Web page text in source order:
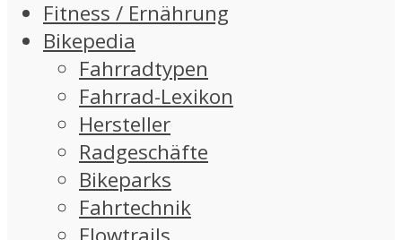
Fitness / Ernährung
Bikepedia
Fahrradtypen
Fahrrad-Lexikon
Hersteller
Radgeschäfte
Bikeparks
Fahrtechnik